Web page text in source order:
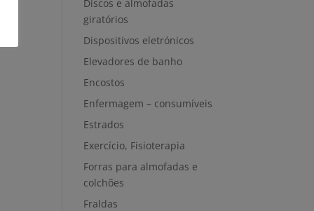
Discos e almofadas
giratórios
Dispositivos eletrónicos
Elevadores de banho
Encostos
Enfermagem – consumíveis
Estrados
Exercício, Fisioterapia
Forras para almofadas e
colchões
Fraldas